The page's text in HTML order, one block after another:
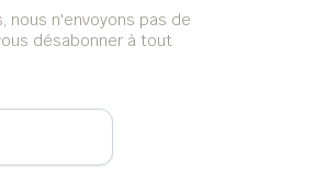
nous n'envoyons pas de
désabonner à tout